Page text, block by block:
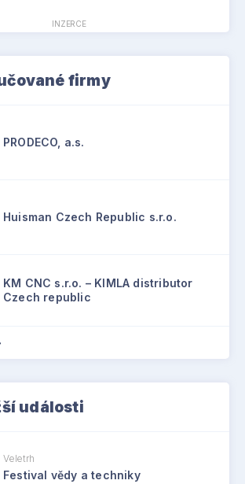
INZERCE
firmy
PRODECO, a.s.
Huisman Czech Republic s.r.o.
KM CNC s.r.o. – KIMLA distributor
Czech republic
události
Veletrh
Festival vědy a techniky